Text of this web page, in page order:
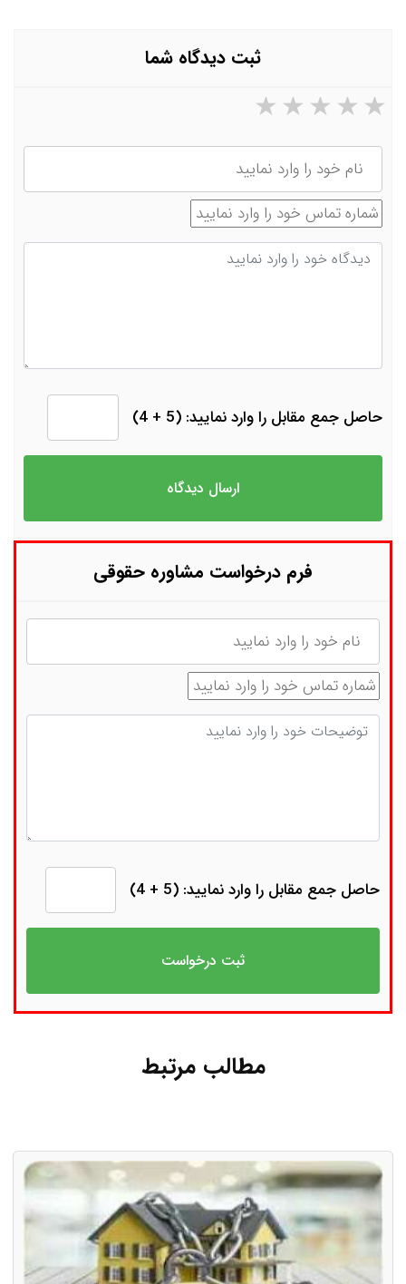
ثبت دیدگاه شما
۵ ستاره از ۵ ۴ ستاره از ۵ ۳ ستاره از ۵ ۲ ستاره از ۵
نام
شماره تماس
دیدگاه
حاصل جمع مقابل را وارد نمایید: (5 + 4)
فرم درخواست مشاوره حقوقی
نام
شماره تماس
توضیحات
حاصل جمع مقابل را وارد نمایید: (5 + 4)
مطالب مرتبط